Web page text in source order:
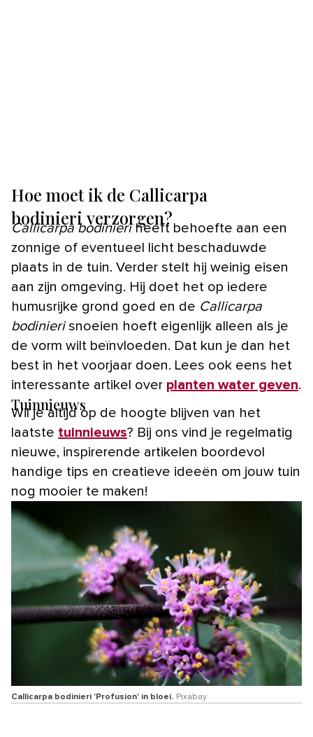
Hoe moet ik de Callicarpa
bodinieri verzorgen?
Callicarpa bodinieriheeft behoefte aan een
zonnige of eventueel licht beschaduwde
plaats in de tuin. Verder stelt hij weinig eisen
aan zijn omgeving. Hij doet het op iedere
humusrijke grond goed en de Callicarpa
bodinierisnoeien hoeft eigenlijk alleen als je
de vorm wilt beïnvloeden. Dat kun je dan het
best in het voorjaar doen. Lees ook eens het
interessante artikel over planten water geven.
Tuinnieuws
Wil je altijd op de hoogte blijven van het
laatste tuinnieuws? Bij ons vind je regelmatig
nieuwe, inspirerende artikelen boordevol
handige tips en creatieve ideeën om jouw tuin
nog mooier te maken!
Callicarpa bodinieri 'Profusion' in bloei. Pixabay